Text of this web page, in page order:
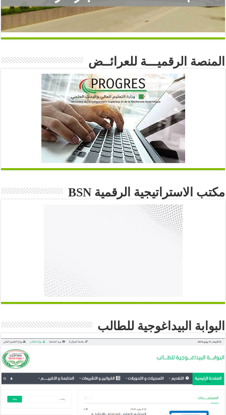
المنصة الرقميـــة للعرائــض
مكتب الاستراتيجية الرقمية BSN
البوابة البيداغوجية للطالب